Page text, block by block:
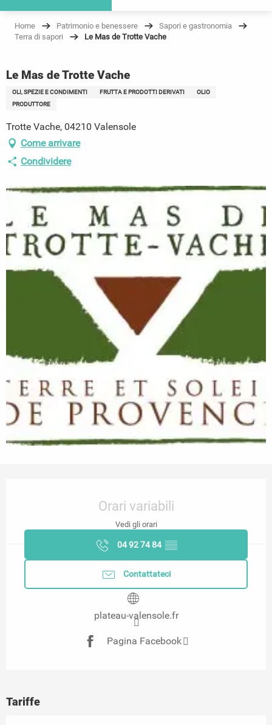
Home Patrimonio e benessere
Sapori e gastronomia
Terra di sapori
Le Mas de Trotte Vache
Le Mas de Trotte Vache
OLI, SPEZIE E CONDIMENTI FRUTTA E PRODOTTI DERIVATI
OLIO
PRODUTTORE
Trotte Vache, 04210 Valensole
Come arrivare
Condividere
Orari variabili
Vedi gli orari
04 92 74 84 ▒▒
Contattateci
plateau-valensole.fr
Pagina Facebook
Tariffe